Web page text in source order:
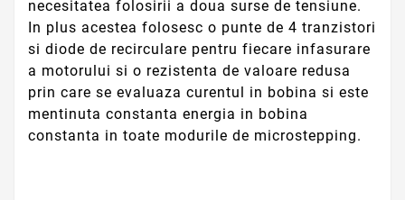
necesitatea folosirii a doua surse de tensiune.
In plus acestea folosesc o punte de 4 tranzistori
si diode de recirculare pentru fiecare infasurare
a motorului si o rezistenta de valoare redusa
prin care se evaluaza curentul in bobina si este
mentinuta constanta energia in bobina
constanta in toate modurile de microstepping.